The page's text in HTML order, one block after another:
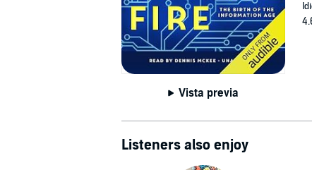
Vista previa
Listeners also enjoy